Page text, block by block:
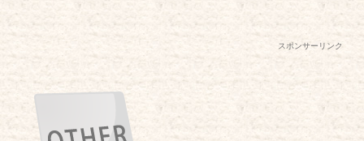
スポンサーリンク